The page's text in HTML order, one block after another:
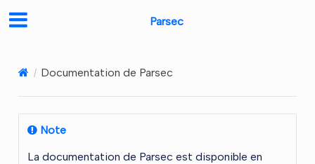
Parsec
Documentation de Parsec
Note
La documentation de Parsec est disponible en